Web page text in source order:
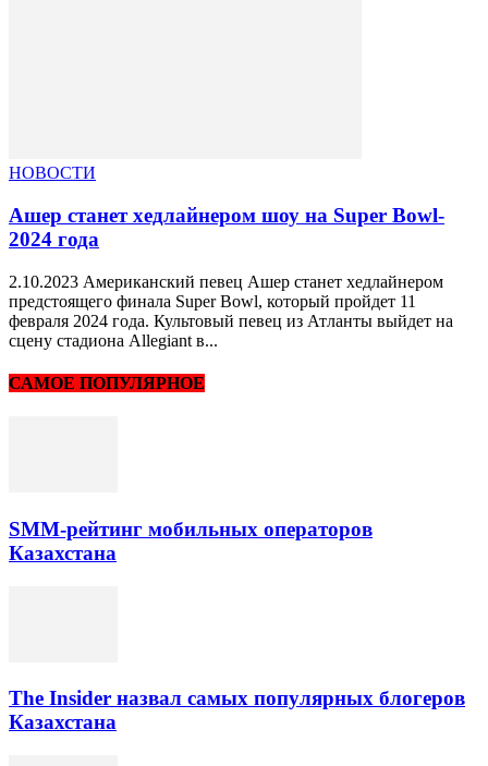
НОВОСТИ
Ашер станет хедлайнером шоу на Super Bowl-
2024 года
2.10.2023 Американский певец Ашер станет хедлайнером
предстоящего финала Super Bowl, который пройдет 11
февраля 2024 года. Культовый певец из Атланты выйдет на
сцену стадиона Allegiant в...
САМОЕ ПОПУЛЯРНОЕ
SMM-рейтинг мобильных операторов
Казахстана
The Insider назвал самых популярных блогеров
Казахстана